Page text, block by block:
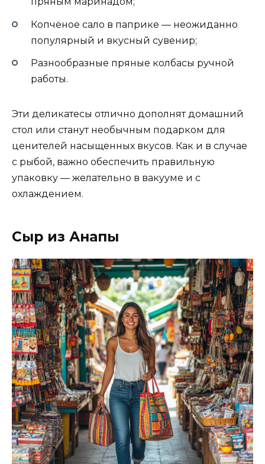
Копчёное сало в паприке — неожиданно
популярный и вкусный сувенир;
Разнообразные пряные колбасы ручной
работы.
Эти деликатесы отлично дополнят домашний
стол или станут необычным подарком для
ценителей насыщенных вкусов. Как и в случае
с рыбой, важно обеспечить правильную
упаковку — желательно в вакууме и с
охлаждением.
Сыр из Анапы